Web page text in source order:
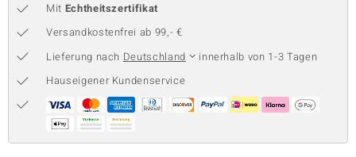
Collection
Mit Echtheitszertifikat
Versandkostenfrei ab 99,- €
Lieferung nach Deutschland
innerhalb von 1-3 Tagen
Hauseigener Kundenservice